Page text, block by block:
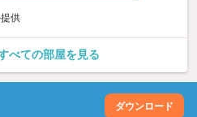
供
べての部屋を見る
ダウンロード